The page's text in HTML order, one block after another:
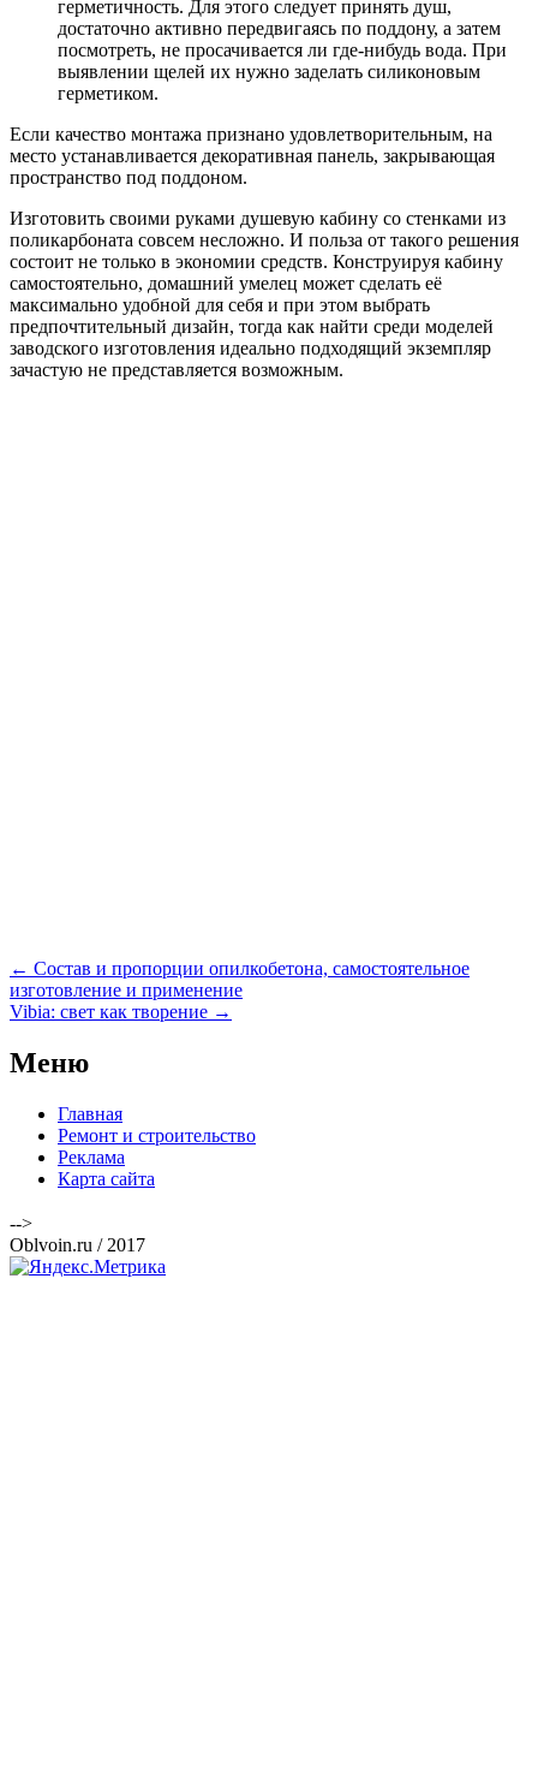
герметичность. Для этого следует принять душ,
достаточно активно передвигаясь по поддону, а затем
посмотреть, не просачивается ли где-нибудь вода. При
выявлении щелей их нужно заделать силиконовым
герметиком.
Если качество монтажа признано удовлетворительным, на
место устанавливается декоративная панель, закрывающая
пространство под поддоном.
Изготовить своими руками душевую кабину со стенками из
поликарбоната совсем несложно. И польза от такого решения
состоит не только в экономии средств. Конструируя кабину
самостоятельно, домашний умелец может сделать её
максимально удобной для себя и при этом выбрать
предпочтительный дизайн, тогда как найти среди моделей
заводского изготовления идеально подходящий экземпляр
зачастую не представляется возможным.
Навигация
по
записям
← Состав и пропорции опилкобетона, самостоятельное
изготовление и применение
Vibia: свет как творение →
Меню
Главная
Ремонт и строительство
Реклама
Карта сайта
-->
Oblvoin.ru / 2017